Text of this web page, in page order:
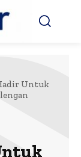
Untuk